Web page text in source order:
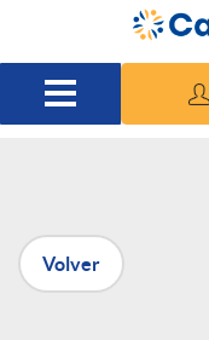
Saltar al contenido
P
u
Volver